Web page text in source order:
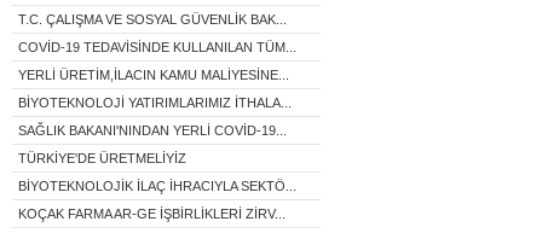
T.C. ÇALIŞMA VE SOSYAL GÜVENLİK BAK...
COVİD-19 TEDAVİSİNDE KULLANILAN TÜM...
YERLİ ÜRETİM,İLACIN KAMU MALİYESİNE...
BİYOTEKNOLOJİ YATIRIMLARIMIZ İTHALA...
SAĞLIK BAKANI'NINDAN YERLİ COVİD-19...
TÜRKİYE'DE ÜRETMELİYİZ
BİYOTEKNOLOJİK İLAÇ İHRACIYLA SEKTÖ...
KOÇAK FARMA AR-GE İŞBİRLİKLERİ ZİRV...